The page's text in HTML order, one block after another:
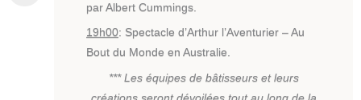
par Albert Cummings.
19h00: Spectacle d’Arthur l’Aventurier – Au
Bout du Monde en Australie.
*** Les équipes de bâtisseurs et leurs